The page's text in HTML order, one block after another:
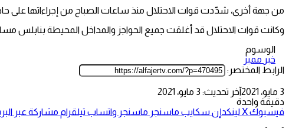
من جهة أخرى، شدّدت قوات الاحتلال منذ ساعات الصباح من إجراءاتها على
وكانت قوات الاحتلال قد أغلقت جميع الحواجز والمداخل المحيطة بنابلس
الوسوم
خبر مميز
الرابط المختصر:
3 مايو، 2021
آخر تحديث: 3 مايو، 2021
دقيقة واحدة
فيسبوك‫Xلينكدإن سكايب ماسنجر ماسنجر واتساب تيلقرام مشاركة عبر